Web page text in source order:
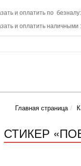
и оплатить по
и оплатить наличными
Главная страница
СТИКЕР